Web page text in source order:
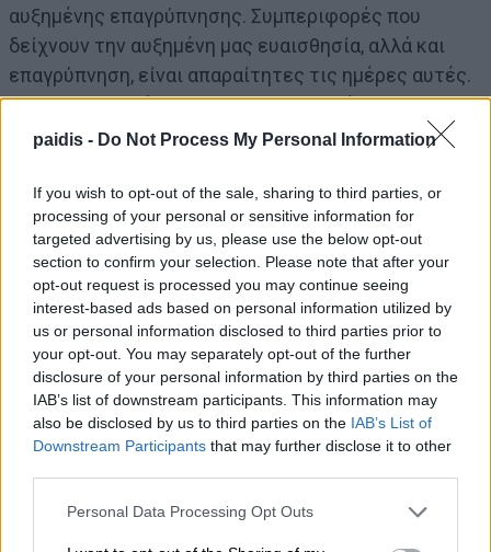
paidis - Do Not Process My Personal Information
If you wish to opt-out of the sale, sharing to third parties, or
processing of your personal or sensitive information for
targeted advertising by us, please use the below opt-out
section to confirm your selection. Please note that after your
opt-out request is processed you may continue seeing
interest-based ads based on personal information utilized by
us or personal information disclosed to third parties prior to
your opt-out. You may separately opt-out of the further
disclosure of your personal information by third parties on the
IAB’s list of downstream participants. This information may
also be disclosed by us to third parties on the IAB’s List of
Downstream Participants that may further disclose it to other
Personal Data Processing Opt Outs
αυξημένης επαγρύπνησης. Συμπεριφορές που
δείχνουν την αυξημένη μας ευαισθησία, αλλά και
επαγρύπνηση, είναι απαραίτητες τις ημέρες αυτές.
Και παρακαλώ όλους να τηρούμε τα μέτρα
αποστασιοποίησης.
Σας ευχαριστώ.
ΣΥΝΤΟΝΙΣΤΗΣ:Ευχαριστούμε Κύριε καθηγητά. Το
λόγο έχει ο κ. Χαρδαλιάς.
Ν. ΧΑΡΔΑΛΙΑΣ:Καλησπέρα και από την Πολιτική
Προστασία. Η εμπειρία των πρώτων ημερών
δείχνει ότι η αναγκαιότητα των νέων μέτρων είναι
ξεκάθαρη για την συντριπτική πλειοψηφία των
συνανθρώπων μας.